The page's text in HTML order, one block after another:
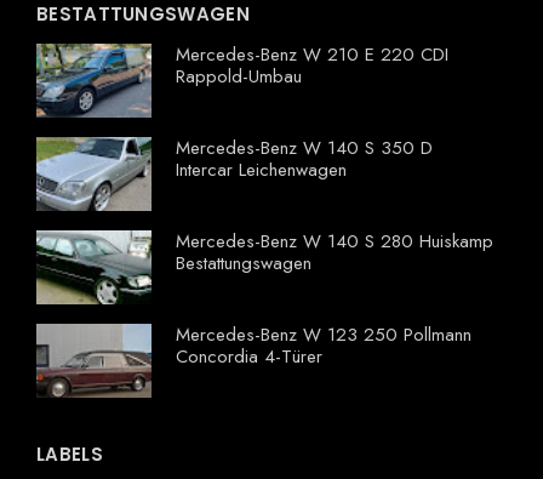
BESTATTUNGSWAGEN
Mercedes-Benz W 210 E 220 CDI
Rappold-Umbau
Mercedes-Benz W 140 S 350 D
Intercar Leichenwagen
Mercedes-Benz W 140 S 280 Huiskamp
Bestattungswagen
Mercedes-Benz W 123 250 Pollmann
Concordia 4-Türer
LABELS